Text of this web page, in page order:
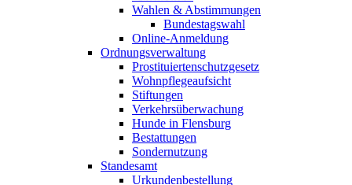
Wahlen & Abstimmungen
Bundestagswahl
Online-Anmeldung
Ordnungsverwaltung
Prostituiertenschutzgesetz
Wohnpflegeaufsicht
Stiftungen
Verkehrsüberwachung
Hunde in Flensburg
Bestattungen
Sondernutzung
Standesamt
Urkundenbestellung